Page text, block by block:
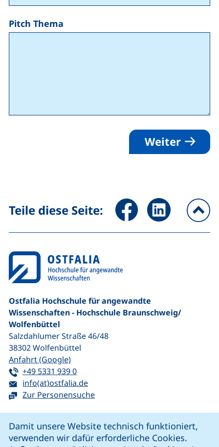
Damit unsere Website technisch funktioniert,
verwenden wir dafür erforderliche Cookies.
Pitch Thema
Weiter
Teile diese Seite: Seite über Facebook teilen
Seite über
Ostfalia Hochschule für angewandte
Wissenschaften - Hochschule Braunschweig/​
Wolfenbüttel
Salzdahlumer Straße 46/48
38302Wolfenbüttel
Anfahrt (Google)(externer Link, öffnet neues Fenster)
Tel:
+49 5331 939 0(startet einen Telefonanruf, wenn Ihr
E-Mail:
info(at)ostfalia.de(öffnet Ihr E-Mail-Programm)
Zur Personensuche
unsere Facebook-Seite (externer Link, öffnet neues
unsere LinkedIn-Seite (externer Link, öffnet
unsere Instagram-Seite (externer Link,
unsere YouTube-Seite (externer